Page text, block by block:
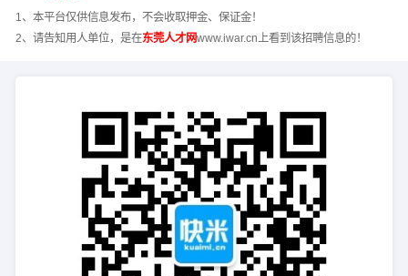
1、本平台仅供信息发布，不会收取押金、保证金！
2、请告知用人单位，是在东莞人才网www.iwar.cn上看到该招聘信息的！